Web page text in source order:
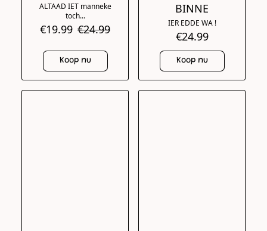
ALTAAD IET manneke
toch...
€19.99 €24.99
Koop nu
BINNE
IER EDDE WA !
€24.99
Koop nu